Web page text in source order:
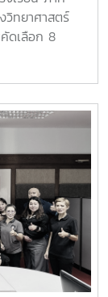
วิทยาศาสตร์
ดเลือก 8
ติ ประจำปี